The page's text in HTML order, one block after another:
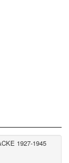
1927-1945